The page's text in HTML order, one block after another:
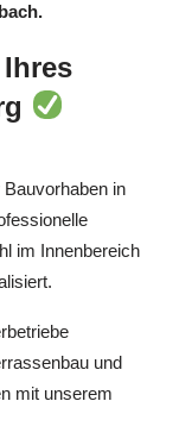
in
im Innenbereich
und
mit unserem